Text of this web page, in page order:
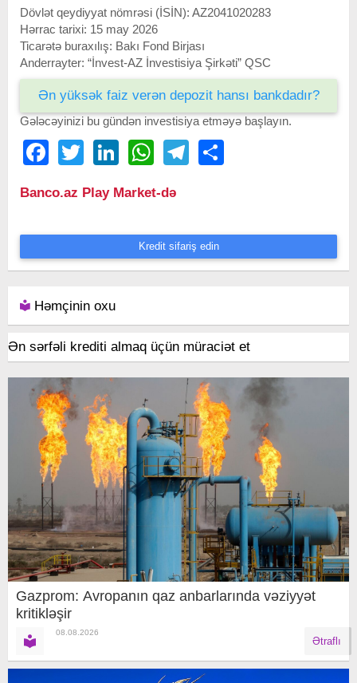
Dövlət qeydiyyat nömrəsi (İSİN): AZ2041020283
Hərrac tarixi: 15 may 2026
Ticarətə buraxılış: Bakı Fond Birjası
Anderrayter: “İnvest-AZ İnvestisiya Şirkəti” QSC
Ən yüksək faiz verən depozit hansı bankdadır?
Gələcəyinizi bu gündən investisiya etməyə başlayın.
FacebookTwitter LinkedIn WhatsAppTelegram
Banco.az Play Market-də
Kredit sifariş edin
Həmçinin oxu
Ən sərfəli krediti almaq üçün müraciət et
Gazprom: Avropanın qaz anbarlarında vəziyyət
kritikləşir
08.08.2026
Ətraflı